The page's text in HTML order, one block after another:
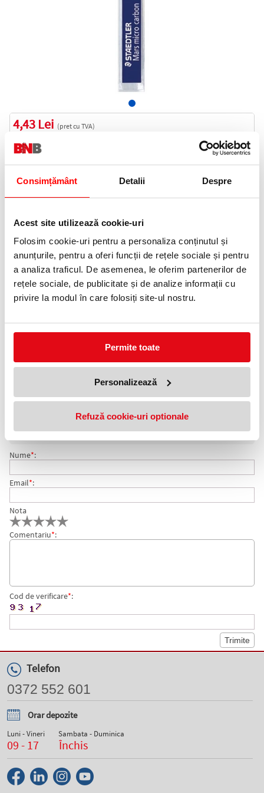
Consimțământ Detalii Despre
Acest site utilizează cookie-uri
Folosim cookie-uri pentru a personaliza conținutul și
anunțurile, pentru a oferi funcții de rețele sociale și pentru
a analiza traficul. De asemenea, le oferim partenerilor de
rețele sociale, de publicitate și de analize informații cu
privire la modul în care folosiți site-ul nostru.
Permite toate
Personalizează
Refuză cookie-uri optionale
4,43 Lei (pret cu TVA)
Indisponibil
Telefon:
0372 552 601
Mine pentru toate tipurile de creioane mecanice. Sunt foarte
COMENTARII MINE 0.5 MM HB MARS MICRO STAEDTLER
Nu exista comentarii. Fii primul care comenteaza acest produs!
Adresa de e-mail ramane confidentiala si nu va fi afisata pe site.
Nume*:
Email*:
Nota
Comentariu*:
Cod de verificare*:
Telefon
0372 552 601
Orar depozite
Luni - Vineri
09 - 17
Sambata - Duminica
Închis